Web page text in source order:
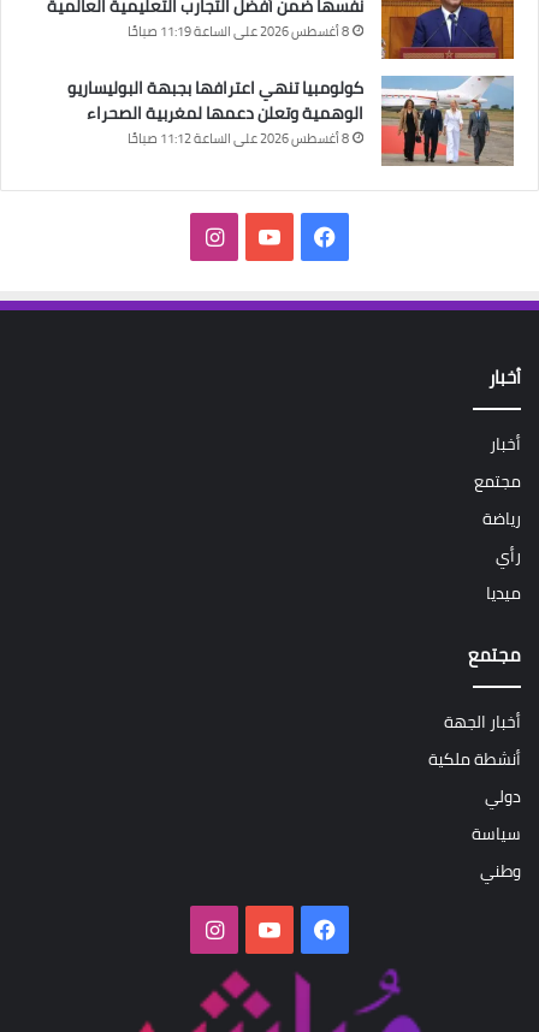
نفسها ضمن أفضل التجارب التعليمية العالمية
8 أغسطس 2026 على الساعة 11:19 صباحًا
كولومبيا تنهي اعترافها بجبهة البوليساريو
الوهمية وتعلن دعمها لمغربية الصحراء
8 أغسطس 2026 على الساعة 11:12 صباحًا
فيسبوك‫YouTubeانستقرام
أخبار
أخبار
مجتمع
رياضة
رأي
ميديا
مجتمع
أخبار الجهة
أنشطة ملكية
دولي
سياسة
وطني
فيسبوك‫YouTubeانستقرام